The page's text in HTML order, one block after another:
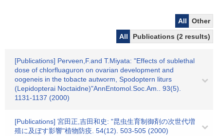
All
Other
All
Publications (2 results)
[Publications] Perveen,F.and T.Miyata: "Effects of sublethal
dose of chlorfluaguron on ovarian development and
oogeneis in the tobacte autworm, Spodoptern liturs
(Lepidopterai Noctaidne)"AnnEntomol.Soc.Am.. 93(5).
1131-1137 (2000)
[Publications] 宮田正,吉田和史: "昆虫生育制御剤の次世代増
殖に及ぼす影響"植物防疫. 54(12). 503-505 (2000)